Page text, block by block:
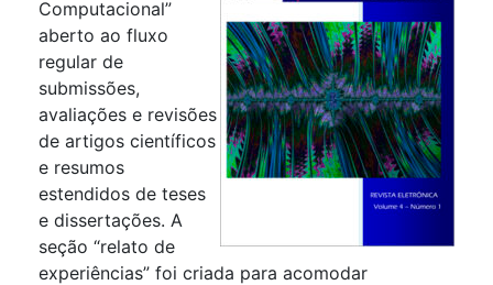
Computacional”
aberto ao fluxo
regular de
submissões,
avaliações e revisões
de artigos científicos
e resumos
estendidos de teses
e dissertações. A
seção “relato de
experiências” foi criada para acomodar